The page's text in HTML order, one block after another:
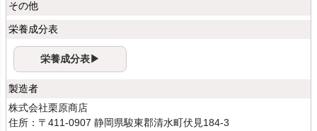
その他
栄養成分表
栄養成分表▶
製造者
株式会社栗原商店
住所：〒411-0907 静岡県駿東郡清水町伏見184-3